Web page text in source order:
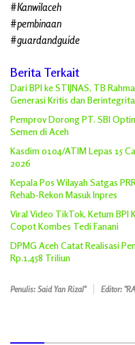
#Kanwilaceh
#pembinaan
#guardandguide
Berita Terkait
Dari BPI ke STIJNAS, TB
Generasi Kritis dan
Pemprov Dorong PT. SBI
Semen di Aceh
Kasdim 0104/ATIM Lepas 15
2026
Kepala Pos Wilayah Satgas
Rehab-Rekon Masuk Inpres
Viral Video TikTok, Ketum BPI
Copot Kombes Tedi Fanani
DPMG Aceh Catat Realisasi
Rp.1,458 Triliun
Penulis: Said Yan Rizal" Editor: